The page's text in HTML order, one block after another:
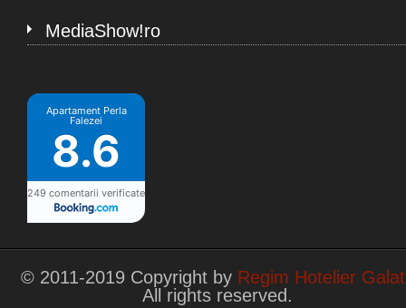
MediaShow!ro
Apartament Perla
Falezei
8.6
249 comentarii verificate
© 2011-2019 Copyright by Regim Hotelier
All rights reserved.